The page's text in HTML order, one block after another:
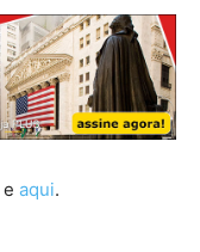
e aqui.